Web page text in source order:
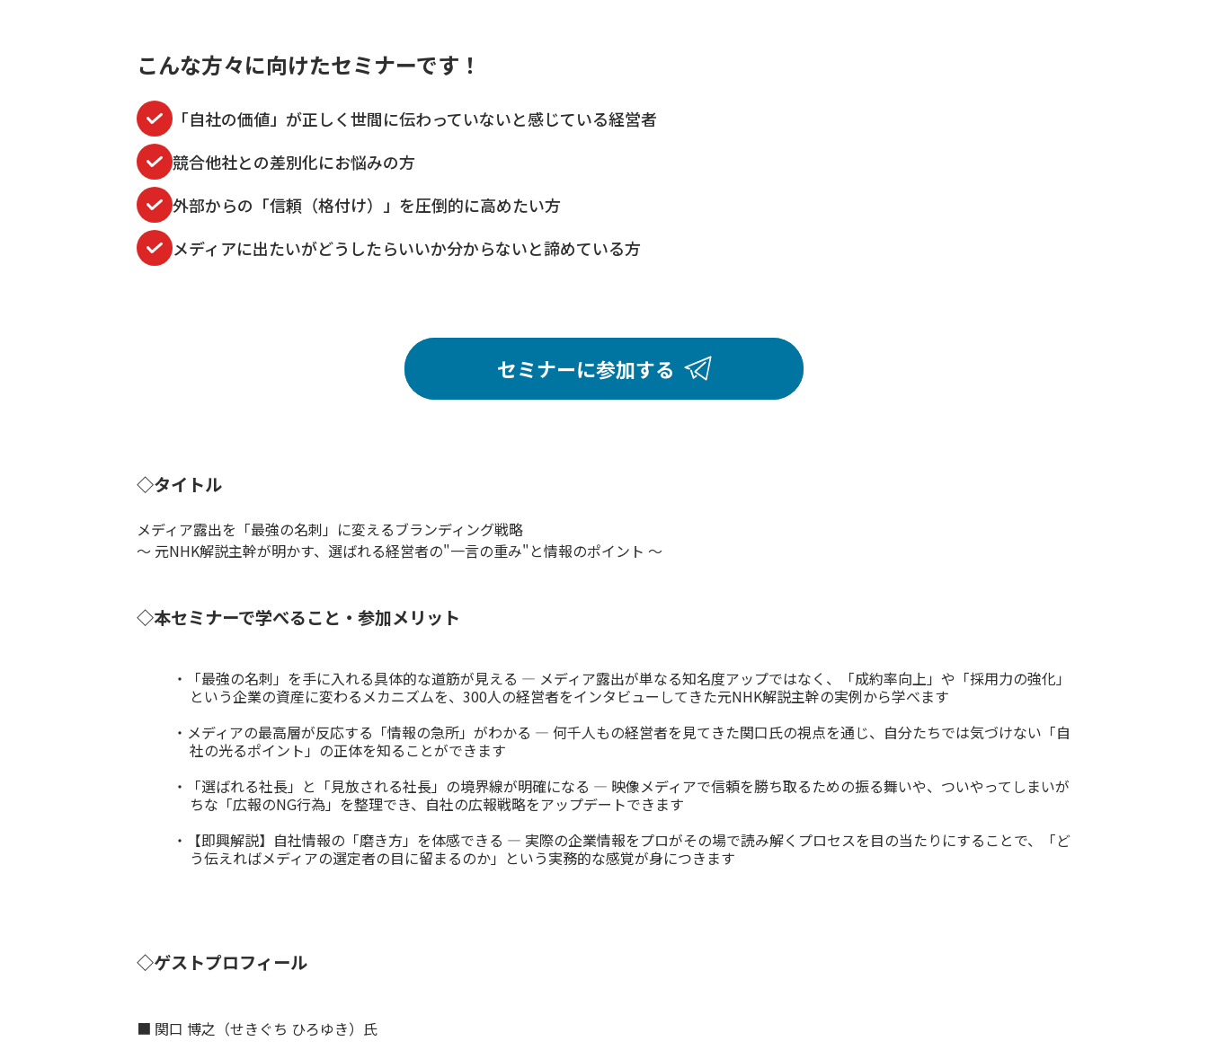
こんな方々に向けたセミナーです！
「自社の価値」が正しく世間に伝わっていないと感じている経営者
競合他社との差別化にお悩みの方
外部からの「信頼（格付け）」を圧倒的に高めたい方
メディアに出たいがどうしたらいいか分からないと諦めている方
セミナーに参加する
◇タイトル
メディア露出を「最強の名刺」に変えるブランディング戦略
〜 元NHK解説主幹が明かす、選ばれる経営者の"一言の重み"と情報のポイント 〜
◇本セミナーで学べること・参加メリット
・「最強の名刺」を手に入れる具体的な道筋が見える ― メディア露出が単なる知名度アップではなく、「成約率向上」や「採用力の強化」
という企業の資産に変わるメカニズムを、300人の経営者をインタビューしてきた元NHK解説主幹の実例から学べます
・メディアの最高層が反応する「情報の急所」がわかる ― 何千人もの経営者を見てきた関口氏の視点を通じ、自分たちでは気づけない「自
社の光るポイント」の正体を知ることができます
・「選ばれる社長」と「見放される社長」の境界線が明確になる ― 映像メディアで信頼を勝ち取るための振る舞いや、ついやってしまいが
ちな「広報のNG行為」を整理でき、自社の広報戦略をアップデートできます
・【即興解説】自社情報の「磨き方」を体感できる ― 実際の企業情報をプロがその場で読み解くプロセスを目の当たりにすることで、「ど
う伝えればメディアの選定者の目に留まるのか」という実務的な感覚が身につきます
◇ゲストプロフィール
■ 関口 博之（せきぐち ひろゆき）氏